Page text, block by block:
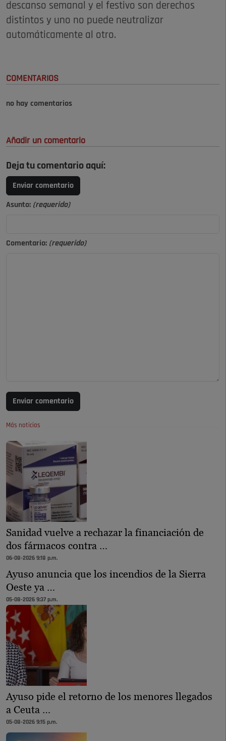
descanso semanal y el festivo son derechos
distintos y uno no puede neutralizar
automáticamente al otro.
COMENTARIOS
no hay comentarios
Añadir un comentario
Deja tu comentario aquí:
Enviar comentario
Asunto: (requerido)
Comentario: (requerido)
Enviar comentario
Más noticias
Sanidad vuelve a rechazar la financiación de
dos fármacos contra …
06-08-2026 9:18 p.m.
Ayuso anuncia que los incendios de la Sierra
Oeste ya …
05-08-2026 9:37 p.m.
Ayuso pide el retorno de los menores llegados
a Ceuta …
05-08-2026 9:15 p.m.